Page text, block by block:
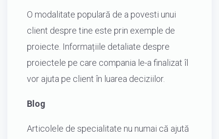
O modalitate populară de a povesti unui
client despre tine este prin exemple de
proiecte. Informațiile detaliate despre
proiectele pe care compania le-a finalizat îl
vor ajuta pe client în luarea deciziilor.
Blog
Articolele de specialitate nu numai că ajută